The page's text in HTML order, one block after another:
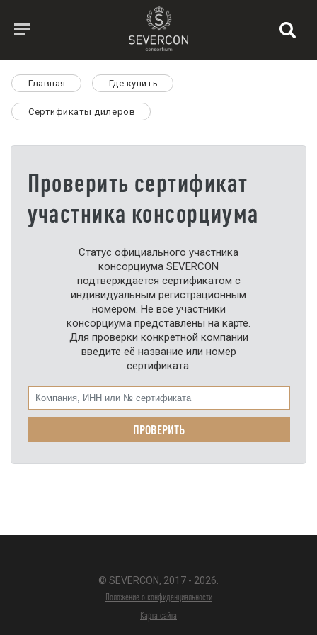
Главная Где купить
Сертификаты дилеров
Проверить сертификат
участника консорциума
Статус официального участника
консорциума SEVERCON
подтверждается сертификатом с
индивидуальным регистрационным
номером. Не все участники
консорциума представлены на карте.
Для проверки конкретной компании
введите её название или номер
сертификата.
© SEVERCON, 2017 - 2026.
Положение о конфиденциальности
Карта сайта